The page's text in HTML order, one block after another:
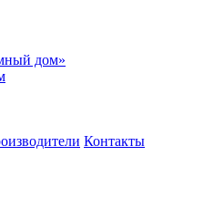
дом»
Контакты